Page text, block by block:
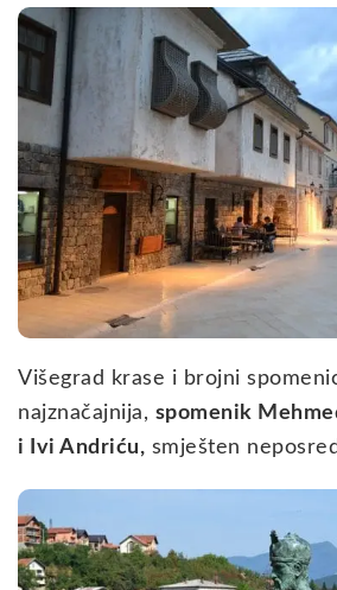
Višegrad krase i brojni
najznačajnija, spomenik
i Ivi Andriću, smješten